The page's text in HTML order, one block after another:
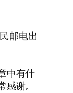
邮电出
中有什
谢。